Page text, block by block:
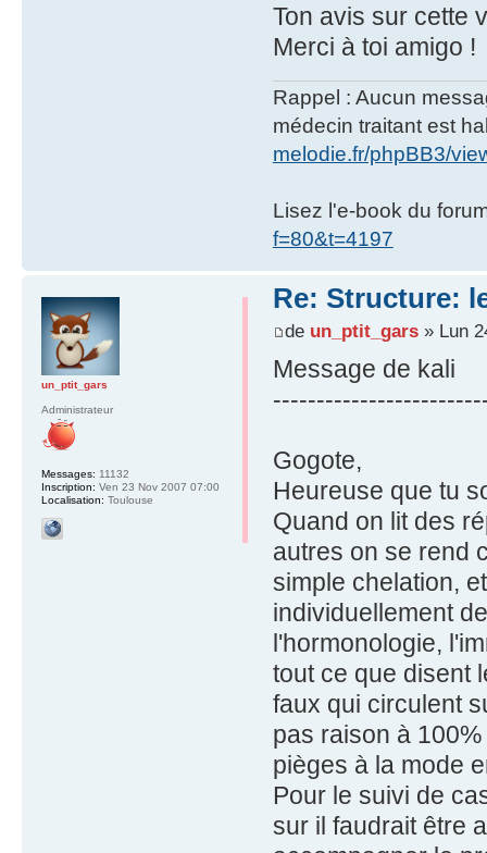
Ton avis sur cette
Merci à toi amigo !
Rappel : Aucun
médecin traitant est
melodie.fr/phpBB3/
Lisez l'e-book du
f=80&t=4197
Re: Structure:
de un_ptit_gars» Lun
Message de kali
Gogote,
Heureuse que tu
Quand on lit des
autres on se rend
simple chelation,
individuellement
l'hormonologie,
tout ce que disent
faux qui circulent
pas raison à
pièges à la mode
Pour le suivi de
sur il faudrait être
un_ptit_gars
Administrateur
Messages: 11132
Inscription: Ven 23 Nov 2007 07:00
Localisation: Toulouse